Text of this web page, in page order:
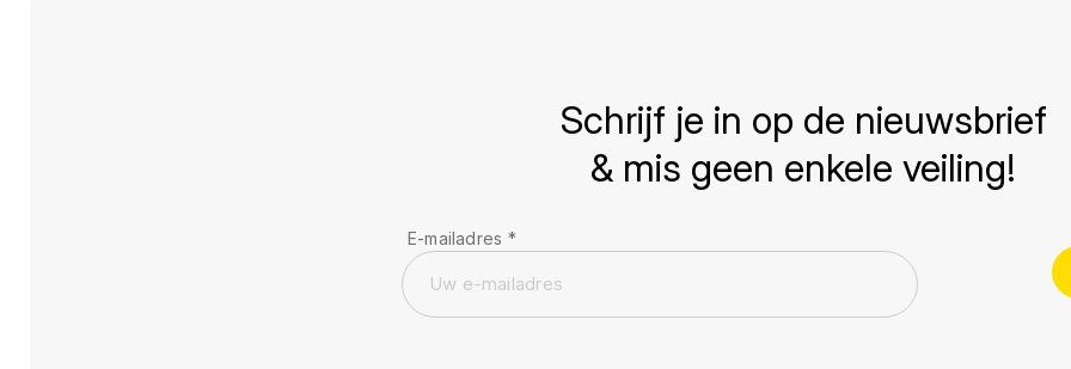
Schrijf je in op de nieuwsbrief
& mis geen enkele veiling!
E-mailadres *